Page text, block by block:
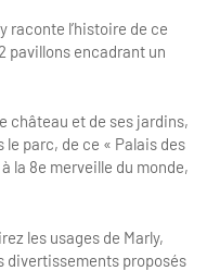
visiteurs
raconte l’histoire de ce
pavillons encadrant un
château et de ses jardins,
parc, de ce « Palais des
la 8e merveille du monde,
les usages de Marly,
divertissements proposés